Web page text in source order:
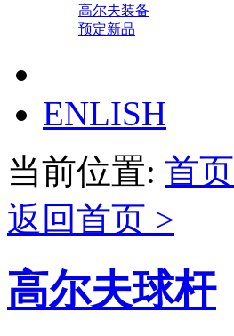
高尔夫装备
预定新品
ENLISH
当前位置: 首页
返回首页 >
高尔夫球杆